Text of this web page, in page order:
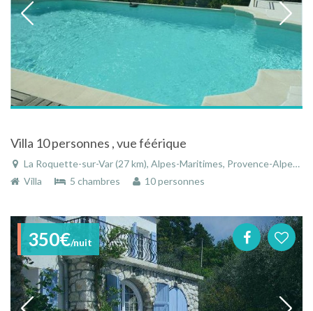
Villa 10 personnes , vue féérique
La Roquette-sur-Var (27 km), Alpes-Maritimes, Provence-Alpes-Côte d'Azur, France
Villa
5 chambres 10 personnes
350€/nuit